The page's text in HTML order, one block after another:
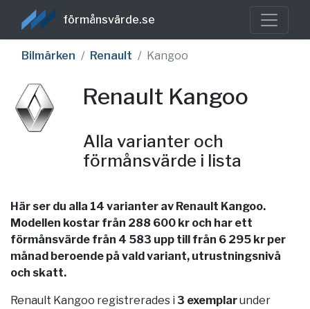
förmånsvärde.se
Bilmärken Renault Kangoo
Renault Kangoo
Alla varianter och
förmånsvärde i lista
Här ser du alla 14 varianter av Renault Kangoo.
Modellen kostar från 288 600 kr och har ett
förmånsvärde från 4 583 upp till från 6 295 kr per
månad beroende på vald variant, utrustningsnivå
och skatt.
Renault Kangoo registrerades i 3 exemplarunder